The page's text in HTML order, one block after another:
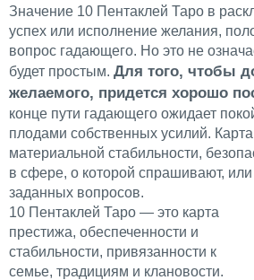
Значение 10 Пентаклей Таро в
успех или исполнение желания,
вопрос гадающего. Но это не
будет простым. Для того, чтобы
желаемого, придется хорошо
конце пути гадающего ожидает
плодами собственных усилий.
материальной стабильности,
в сфере, о которой спрашивают,
заданных вопросов.
10 Пентаклей Таро — это карта
престижа, обеспеченности и
стабильности, привязанности к
семье, традициям и клановости.